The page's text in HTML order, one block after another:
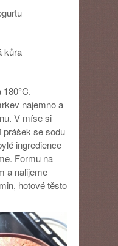
kůra
najemno a
V míse si
se sodu
ingredience
Formu na
a nalijeme
hotové těsto